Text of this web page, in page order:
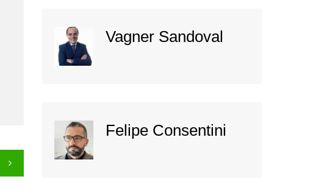
Vagner Sandoval
Felipe Consentini